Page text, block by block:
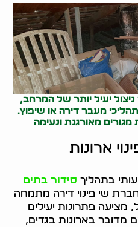
יעיל יותר של המרחב,
מעבר דירה או שיפוץ.
מאורגנת ונעימה
ארונות
בתהליך סידור בתים
שי פינוי דירה מתמחה
מציעה פתרונות יעילים
מדובר בארונות בגדים,